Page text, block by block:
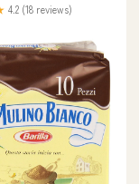
4.2 (18 reviews)